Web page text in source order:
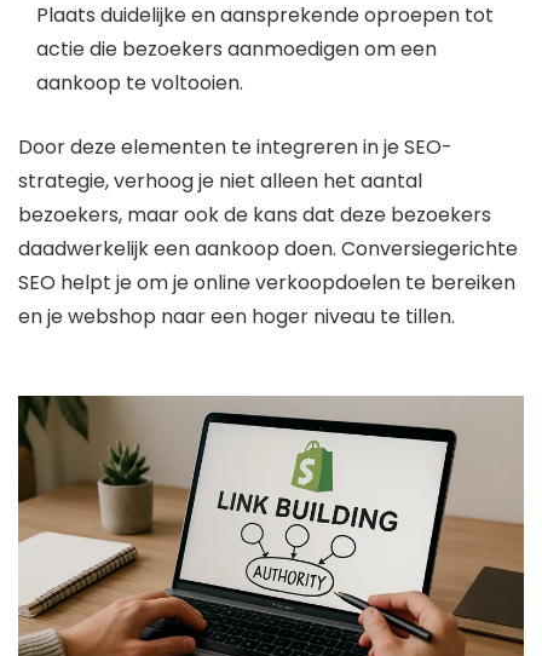
Plaats duidelijke en aansprekende oproepen tot
actie die bezoekers aanmoedigen om een
aankoop te voltooien.
Door deze elementen te integreren in je SEO-
strategie, verhoog je niet alleen het aantal
bezoekers, maar ook de kans dat deze bezoekers
daadwerkelijk een aankoop doen. Conversiegerichte
SEO helpt je om je online verkoopdoelen te bereiken
en je webshop naar een hoger niveau te tillen.